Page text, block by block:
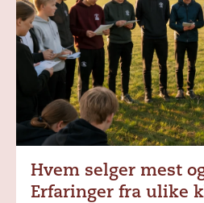
Hvem selger mest
Erfaringer fra ulike